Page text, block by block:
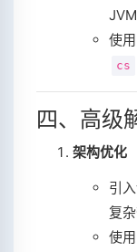
使用
cs
四、高级
架构优化
引
复
使